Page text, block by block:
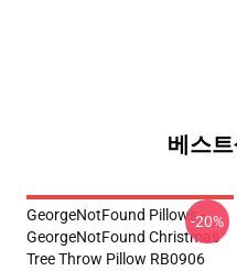
베스
GeorgeNotFound Pillows -
GeorgeNotFound Christmas
Tree Throw Pillow RB0906
-20%